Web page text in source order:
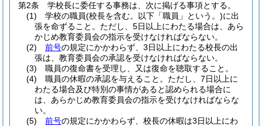
第2条
学校長に委任する事務は、次に掲げる事項とする。
(1)
学校の職員(校長を含む。以下「職員」という。)に出
張を命ずること。 ただし、5日以上にわたる場合は、あら
かじめ教育委員会の指示を受けなければならない。
(2)
前号の規定にかかわらず、3日以上にわたる校長の出
張は、教育委員会の承認を受けなければならない。
(3)
職員の復命書を受理し、又は復命を聴取すること。
(4)
職員の休暇の承認を与えること。 ただし、7日以上に
わたる場合及び特別の事情があると認められる場合に
は、あらかじめ教育委員会の指示を受けなければならな
い。
(5)
前号の規定にかかわらず、校長の休暇は3日以上にわ